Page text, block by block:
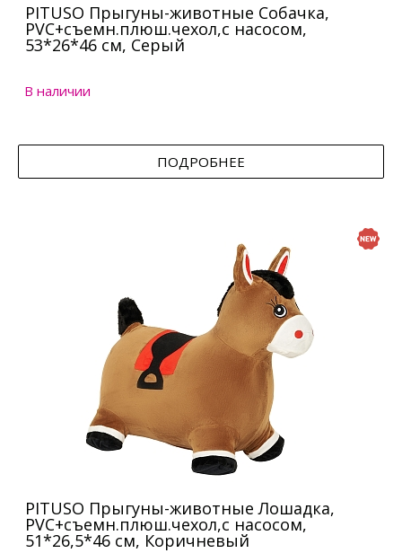
PITUSO Прыгуны-животные Собачка,
PVC+съемн.плюш.чехол,с насосом,
53*26*46 см, Серый
В наличии
ПОДРОБНЕЕ
PITUSO Прыгуны-животные Лошадка,
PVC+съемн.плюш.чехол,с насосом,
51*26,5*46 см, Коричневый